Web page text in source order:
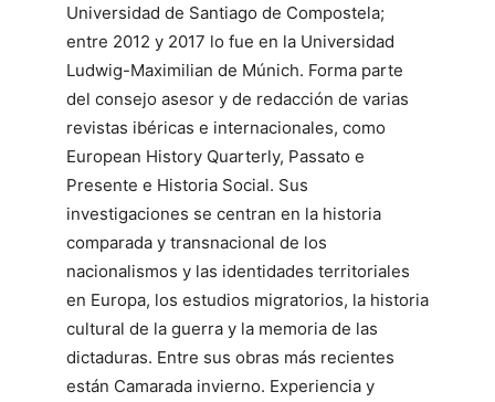
Universidad de Santiago de Compostela;
entre 2012 y 2017 lo fue en la Universidad
Ludwig-Maximilian de Múnich. Forma parte
del consejo asesor y de redacción de varias
revistas ibéricas e internacionales, como
European History Quarterly, Passato e
Presente e Historia Social. Sus
investigaciones se centran en la historia
comparada y transnacional de los
nacionalismos y las identidades territoriales
en Europa, los estudios migratorios, la historia
cultural de la guerra y la memoria de las
dictaduras. Entre sus obras más recientes
están Camarada invierno. Experiencia y